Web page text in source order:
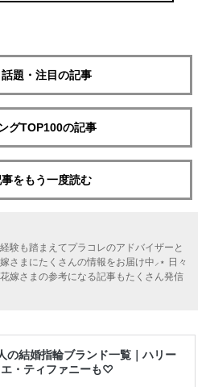
題・注目の記事
グTOP100の記事
をもう一度読む
験も踏まえてプラコレのアドバイザーと
さまにたくさんの情報をお届け中⸝⋆ 日々
嫁さまの参考になる記事もたくさん発信
の結婚指輪ブランド一覧｜ハリー
・ティファニーも♡